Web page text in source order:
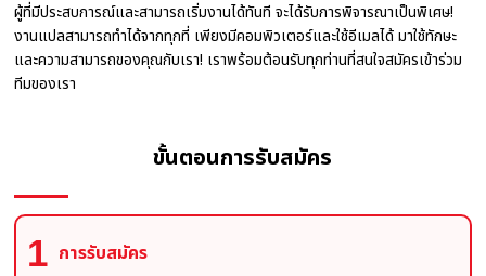
ผู้ที่มีประสบการณ์และสามารถเริ่มงานได้ทันที จะได้รับการพิจารณาเป็นพิเศษ!
งานแปลสามารถทำได้จากทุกที่ เพียงมีคอมพิวเตอร์และใช้อีเมลได้ มาใช้ทักษะ
และความสามารถของคุณกับเรา! เราพร้อมต้อนรับทุกท่านที่สนใจสมัครเข้าร่วม
ทีมของเรา
ขั้นตอนการรับสมัคร
1 การรับสมัคร